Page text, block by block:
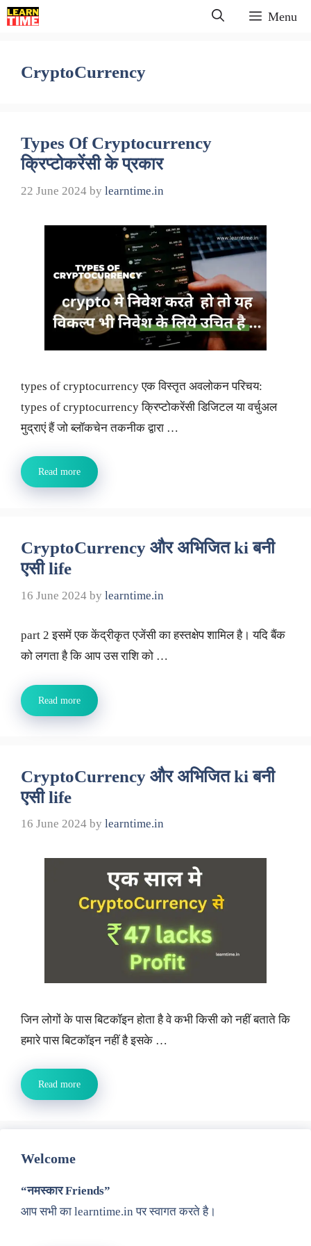
Skip
to
Menu
CryptoCurrency
Types Of Cryptocurrency
क्रिप्टोकरेंसी के प्रकार
22 June 2024 by learntime.in
types of cryptocurrency एक विस्तृत अवलोकन परिचय:
types of cryptocurrency क्रिप्टोकरेंसी डिजिटल या वर्चुअल
मुद्राएं हैं जो ब्लॉकचेन तकनीक द्वारा …
Read more
CryptoCurrency और अभिजित ki बनी
एसी life
16 June 2024 by learntime.in
part 2 इसमें एक केंद्रीकृत एजेंसी का हस्तक्षेप शामिल है। यदि बैंक
को लगता है कि आप उस राशि को …
Read more
CryptoCurrency और अभिजित ki बनी
एसी life
16 June 2024 by learntime.in
जिन लोगों के पास बिटकॉइन होता है वे कभी किसी को नहीं बताते कि
हमारे पास बिटकॉइन नहीं है इसके …
Read more
Welcome
“नमस्कार Friends”
आप सभी का learntime.in पर स्वागत करते है।